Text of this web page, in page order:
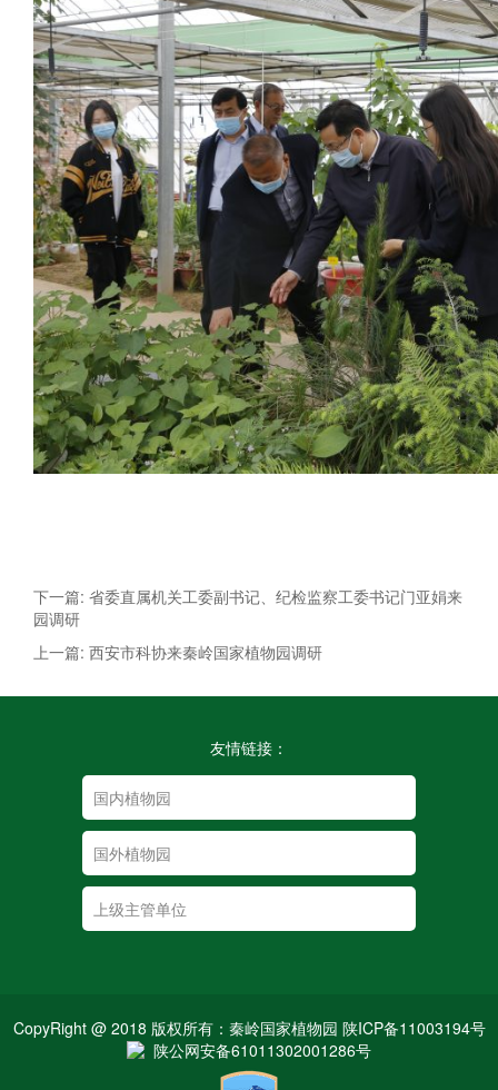
下一篇: 省委直属机关工委副书记、纪检监察工委书记门亚娟来
园调研
上一篇: 西安市科协来秦岭国家植物园调研
友情链接：
CopyRight @ 2018 版权所有：秦岭国家植物园 陕ICP备11003194号
陕公网安备61011302001286号